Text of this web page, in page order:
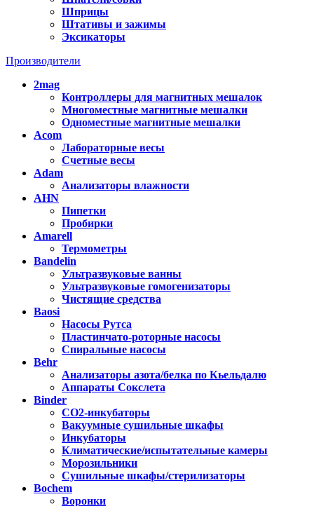
Шприцы
Штативы и зажимы
Эксикаторы
Производители
2mag
Контроллеры для магнитных мешалок
Многоместные магнитные мешалки
Одноместные магнитные мешалки
Acom
Лабораторные весы
Счетные весы
Adam
Анализаторы влажности
AHN
Пипетки
Пробирки
Amarell
Термометры
Bandelin
Ультразвуковые ванны
Ультразвуковые гомогенизаторы
Чистящие средства
Baosi
Насосы Рутса
Пластинчато-роторные насосы
Спиральные насосы
Behr
Анализаторы азота/белка по Кьельдалю
Аппараты Сокслета
Binder
CO2-инкубаторы
Вакуумные сушильные шкафы
Инкубаторы
Климатические/испытательные камеры
Морозильники
Сушильные шкафы/стерилизаторы
Bochem
Воронки